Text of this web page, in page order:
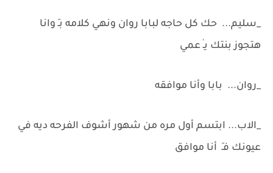
_سليم... حك كل حاجه لبابا روان ونهي كلامه بـِ وانا
هتجوز بنتك يـٰ عمي
_روان... بابا وأنا موافقه
_الاب... ابتسم أول مره من شهور أشوف الفرحه ديه في
عيونك فـَ أنا موافق